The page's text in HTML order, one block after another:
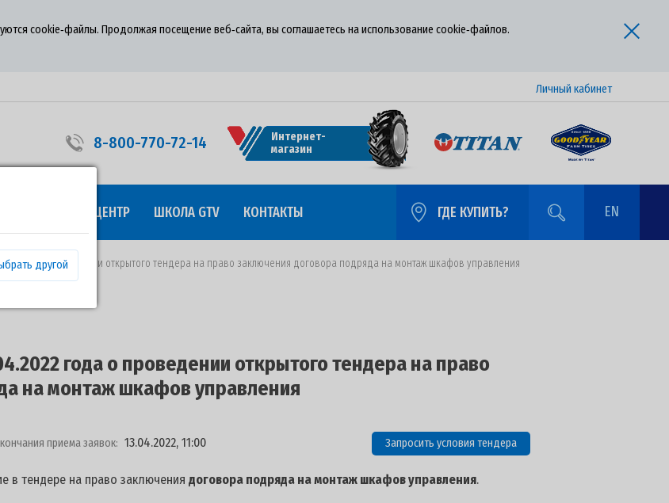
cookie‑файлы. Продолжая посещение веб‑сайта, вы соглашаетесь на использование cookie‑файлов.
Личный кабинет
другой
8-800-770-72-14
Интернет-
магазин
ПРЕСС-ЦЕНТР ШКОЛА GTV КОНТАКТЫ ГДЕ КУПИТЬ? EN
года о проведении открытого тендера на право заключения договора подряда на монтаж шкафов управления
года о проведении открытого тендера на право
на монтаж шкафов управления
приема заявок: 13.04.2022, 11:00 Запросить условия тендера
в тендере на право заключения договора подряда на монтаж шкафов управления.